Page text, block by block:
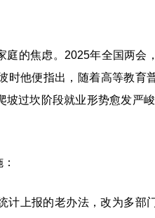
庭的焦虑。2025年全国两会
时他便指出，随着高等教育
过坎阶段就业形势愈发严
计上报的老办法，改为多部